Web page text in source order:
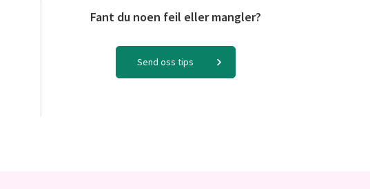
Fant du noen feil eller mangler?
Send oss tips